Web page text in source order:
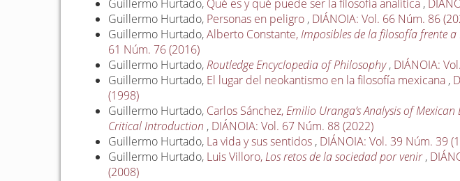
Guillermo Hurtado, Qué es y qué puede ser la filosofía analítica ,
Guillermo Hurtado, Personas en peligro , DIÁNOIA: Vol. 66 Núm. 86
Guillermo Hurtado,Alberto Constante, Imposibles de la filosofía frente a
61 Núm. 76 (2016)
Guillermo Hurtado, Routledge Encyclopedia of Philosophy , DIÁNOIA:
Guillermo Hurtado, El lugar del neokantismo en la filosofía mexicana ,
(1998)
Guillermo Hurtado, Carlos Sánchez, Emilio Uranga’s Analysis of
Critical Introduction , DIÁNOIA: Vol. 67 Núm. 88 (2022)
Guillermo Hurtado, La vida y sus sentidos , DIÁNOIA: Vol. 39 Núm. 39
Guillermo Hurtado, Luis Villoro, Los retos de la sociedad por venir ,
(2008)